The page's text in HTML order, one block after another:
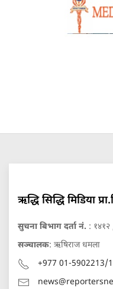
ऋद्धि सिद्धि मिडिया
सुचना बिभाग दर्ता नं. :
सञ्चालक: ऋषिराज धमला
+977 01-5902213/